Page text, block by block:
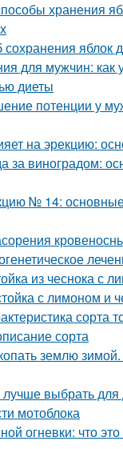
хранения
сохранения яблок
для мужчин: как
диеты
потенции у
на эрекцию:
за виноградом:
№ 14:
из чеснока с
с лимоном и
сорта
сорта
землю зимой.
лучше выбрать для
мотоблока
огневки: что